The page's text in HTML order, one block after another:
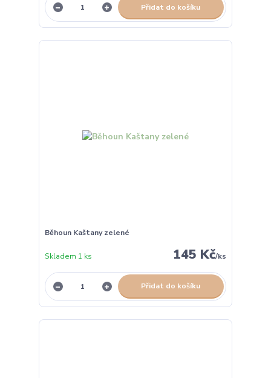
Přidat do košíku
Běhoun Kaštany zelené
145 Kč/ks
Skladem 1 ks
Přidat do košíku